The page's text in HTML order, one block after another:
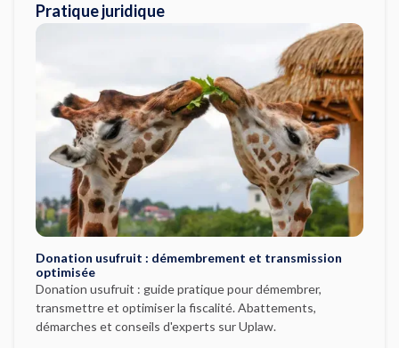
Pratique juridique
Donation usufruit : démembrement et transmission
optimisée
Donation usufruit : guide pratique pour démembrer,
transmettre et optimiser la fiscalité. Abattements,
démarches et conseils d'experts sur Uplaw.